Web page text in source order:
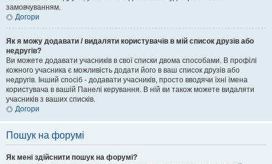
замовчуванням.
Догори
Як я можу додавати / видаляти користувачів в мій список друзів або
недругів?
Ви можете додавати учасників в свої списки двома способами. В профілі
кожного учасника є можливість додати його в ваш список друзів або
недругів. Інший спосіб - додавати учасників, просто вводячи їхні імена
користувача в вашій Панелі керування. В ній ви також можете видаляти
учасників з ваших списків.
Догори
Пошук на форумі
Як мені здійснити пошук на форумі?